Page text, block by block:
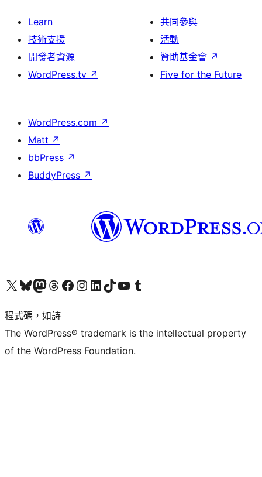
Learn
技術支援
開發者資源
WordPress.tv ↗
共同參與
活動
贊助基金會 ↗
Five for the Future
WordPress.com ↗
Matt ↗
bbPress ↗
BuddyPress ↗
查看我們的 X (之前的 Twitter) 帳號造訪我們的 Bluesky 帳號造訪我們的 Mastodon 帳號造訪我們的 Threads 帳號 造訪我們的 Facebook 粉絲專頁Visit our Instagram account
Visit our LinkedIn account
造訪我們的 TikTok 帳號Visit our YouTube channel
造訪我們的 Tumblr 帳號
程式碼，如詩
The WordPress® trademark is the intellectual property
of the WordPress Foundation.